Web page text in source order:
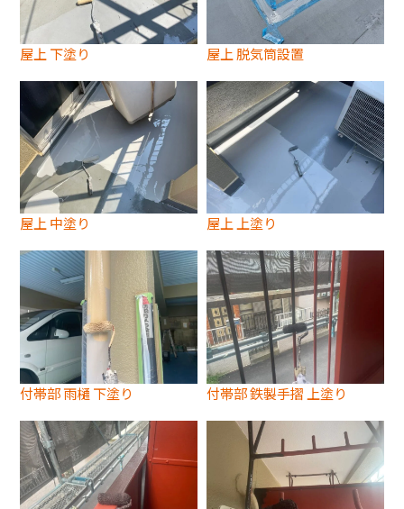
屋上 下塗り 屋上 脱気筒設置
屋上 中塗り 屋上 上塗り
付帯部 雨樋 下塗り 付帯部 鉄製手摺 上塗り